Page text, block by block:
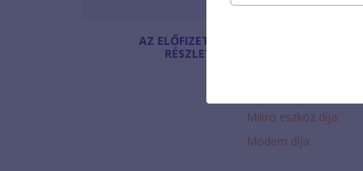
AZ ELŐFIZETÉS
RÉSZLETEI
Mikro eszköz díja:
Modem díja: